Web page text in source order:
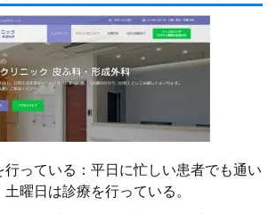
行っている：平日に忙しい患者でも通い
曜日は診療を行っている。